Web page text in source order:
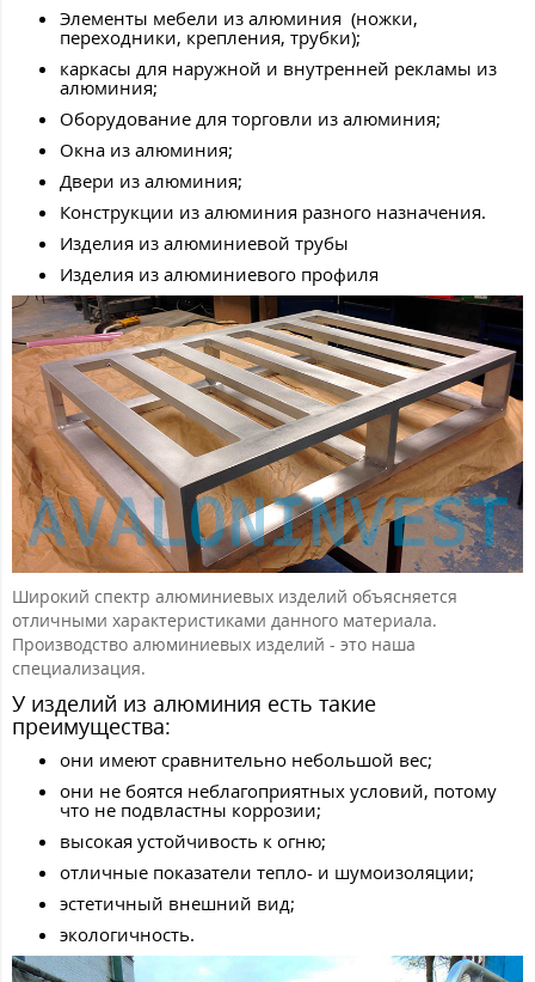
Элементы мебели из алюминия (ножки,
переходники, крепления, трубки);
каркасы для наружной и внутренней рекламы из
алюминия;
Оборудование для торговли из алюминия;
Окна из алюминия;
Двери из алюминия;
Конструкции из алюминия разного назначения.
Изделия из алюминиевой трубы
Изделия из алюминиевого профиля
Широкий спектр алюминиевых изделий объясняется
отличными характеристиками данного материала.
Производство алюминиевых изделий - это наша
специализация.
У изделий из алюминия есть такие
преимущества:
они имеют сравнительно небольшой вес;
они не боятся неблагоприятных условий, потому
что не подвластны коррозии;
высокая устойчивость к огню;
отличные показатели тепло- и шумоизоляции;
эстетичный внешний вид;
экологичность.